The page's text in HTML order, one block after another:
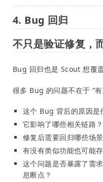
4. Bug 回归
不只是验证修复，
Bug 回归也是 Scout 想覆
很多 Bug 的问题不在于 “有
这个 Bug 背后的原因是
它影响了哪些相关链路？
修复后需要回归哪些场
有没有类似功能也可能
这个问题是否暴露了需
息断点？